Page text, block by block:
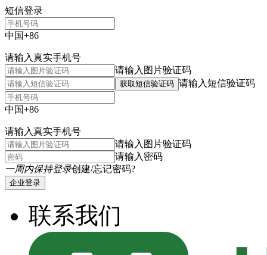
短信登录
中国+86
请输入真实手机号
请输入图片验证码
获取短信验证码 请输入短信验证码
中国+86
请输入真实手机号
请输入图片验证码
请输入密码
一周内保持登录创建/忘记密码?
企业登录
联系我们